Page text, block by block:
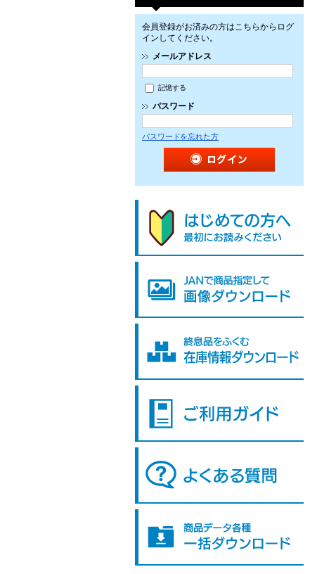
会員登録がお済みの方はこちらからログ
インしてください。
メールアドレス
記憶する
パスワード
パスワードを忘れた方